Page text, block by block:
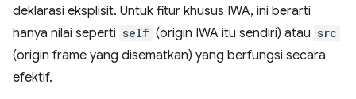
deklarasi eksplisit. Untuk fitur khusus IWA, ini berarti
hanya nilai seperti self (origin IWA itu sendiri) atau src
(origin frame yang disematkan) yang berfungsi secara
efektif.